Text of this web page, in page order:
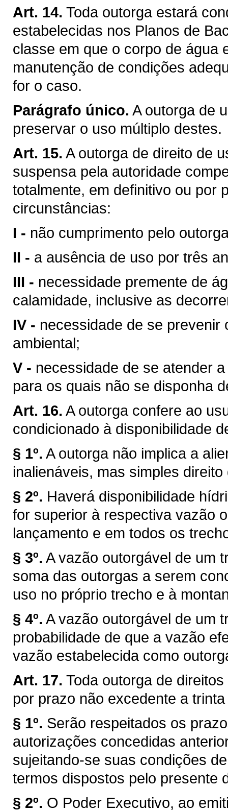
Art. 14. Toda outorga estará
estabelecidas nos Planos de
classe em que o corpo de água
manutenção de condições
for o caso.
Parágrafo único. A outorga de
preservar o uso múltiplo destes.
Art. 15. A outorga de direito de
suspensa pela autoridade
totalmente, em definitivo ou por
circunstâncias:
I - não cumprimento pelo
II - a ausência de uso por três
III - necessidade premente de
calamidade, inclusive as
IV - necessidade de se
ambiental;
V - necessidade de se atender
para os quais não se disponha
Art. 16. A outorga confere ao
condicionado à disponibilidade
§ 1º. A outorga não implica a
inalienáveis, mas simples direito
§ 2º. Haverá disponibilidade
for superior à respectiva vazão
lançamento e em todos os
§ 3º. A vazão outorgável de um
soma das outorgas a serem
uso no próprio trecho e à
§ 4º. A vazão outorgável de um
probabilidade de que a vazão
vazão estabelecida como
Art. 17. Toda outorga de
por prazo não excedente a
§ 1º. Serão respeitados os
autorizações concedidas
sujeitando-se suas condições
termos dispostos pelo presente
§ 2º. O Poder Executivo, ao